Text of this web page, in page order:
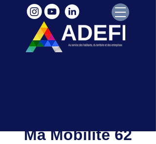
Ma Mobilité 62